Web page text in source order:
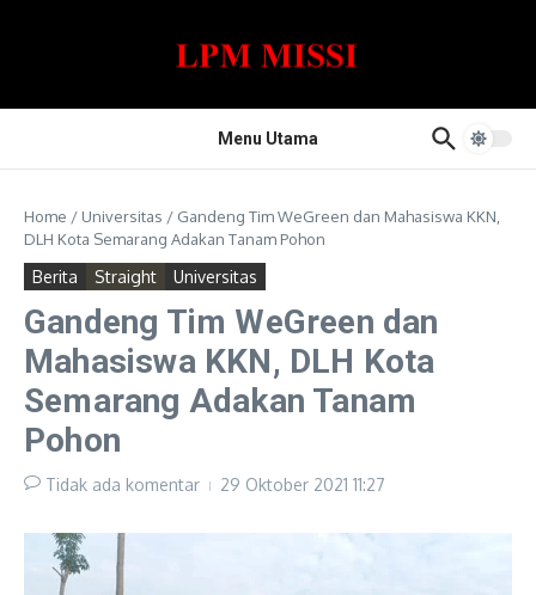
Menu Utama
Home / Universitas / Gandeng Tim WeGreen dan Mahasiswa KKN,
DLH Kota Semarang Adakan Tanam Pohon
Berita Straight Universitas
Gandeng Tim WeGreen dan
Mahasiswa KKN, DLH Kota
Semarang Adakan Tanam
Pohon
Tidak ada komentar 29 Oktober 2021 11:27